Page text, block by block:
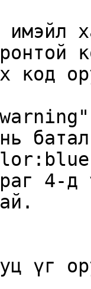
код
4-д
үг